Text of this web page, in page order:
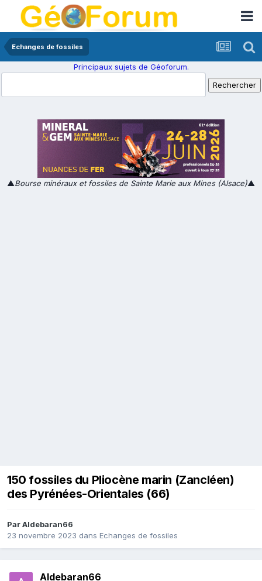
Echanges de fossiles
Principaux sujets de Géoforum.
▲Bourse minéraux et fossiles de Sainte Marie aux Mines (Alsace)▲
150 fossiles du Pliocène marin (Zancléen)
des Pyrénées-Orientales (66)
ParAldebaran66
23 novembre 2023 dans Echanges de fossiles
Aldebaran66